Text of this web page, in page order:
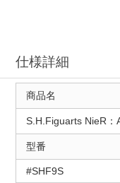
仕様詳細
商品名
S.H.Figuarts NieR：
型番
#SHF9S